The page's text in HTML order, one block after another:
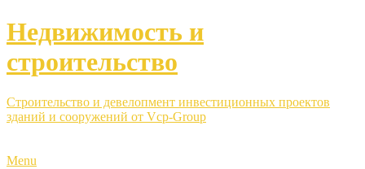
Недвижимость и
строительство
Строительство и девелопмент инвестиционных проектов
зданий и сооружений от Vcp-Group
Menu